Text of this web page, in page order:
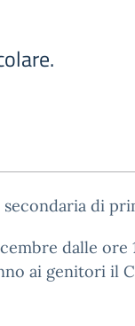
di
dalle ore
ai genitori il